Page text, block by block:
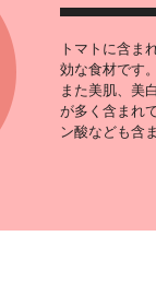
トマトに含ま
効な食材です
また美肌、美
が多く含まれ
ン酸なども含